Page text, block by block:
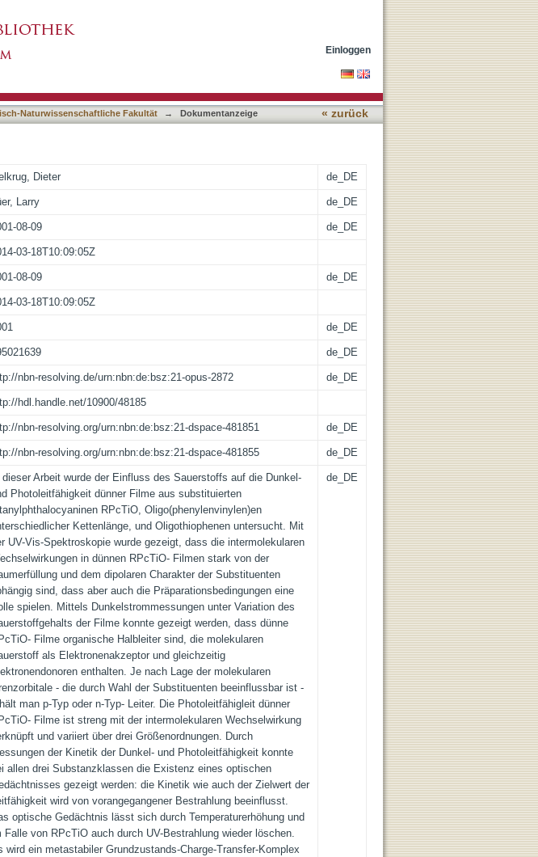
Einloggen
Naturwissenschaftliche Fakultät → Dokumentanzeige « zurück
Dieter de_DE
Larry de_DE
08-09 de_DE
03-18T10:09:05Z
08-09 de_DE
03-18T10:09:05Z
de_DE
de_DE
nbn-resolving.de/urn:nbn:de:bsz:21-opus-2872 de_DE
hdl.handle.net/10900/48185
nbn-resolving.org/urn:nbn:de:bsz:21-dspace-481851 de_DE
nbn-resolving.org/urn:nbn:de:bsz:21-dspace-481855 de_DE
dieser Arbeit wurde der Einfluss des Sauerstoffs auf die Dunkel-
Photoleitfähigkeit dünner Filme aus substituierten
RPcTiO, Oligo(phenylenvinylen)en
Kettenlänge, und Oligothiophenen untersucht. Mit
UV-Vis-Spektroskopie wurde gezeigt, dass die intermolekularen
in dünnen RPcTiO- Filmen stark von der
und dem dipolaren Charakter der Substituenten
sind, dass aber auch die Präparationsbedingungen eine
spielen. Mittels Dunkelstrommessungen unter Variation des
der Filme konnte gezeigt werden, dass dünne
Filme organische Halbleiter sind, die molekularen
als Elektronenakzeptor und gleichzeitig
enthalten. Je nach Lage der molekularen
- die durch Wahl der Substituenten beeinflussbar ist -
man p-Typ oder n-Typ- Leiter. Die Photoleitfähigleit dünner
Filme ist streng mit der intermolekularen Wechselwirkung
und variiert über drei Größenordnungen. Durch
der Kinetik der Dunkel- und Photoleitfähigkeit konnte
allen drei Substanzklassen die Existenz eines optischen
gezeigt werden: die Kinetik wie auch der Zielwert der
wird von vorangegangener Bestrahlung beeinflusst.
optische Gedächtnis lässt sich durch Temperaturerhöhung und
Falle von RPcTiO auch durch UV-Bestrahlung wieder löschen.
wird ein metastabiler Grundzustands-Charge-Transfer-Komplex
de_DE